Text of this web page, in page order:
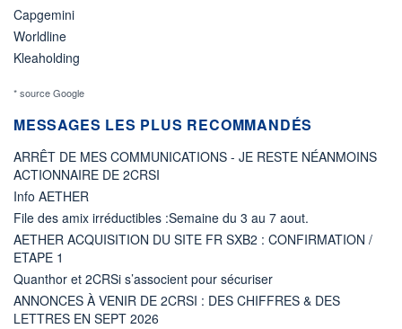
Capgemini
Worldline
Kleaholding
* source Google
MESSAGES LES PLUS RECOMMANDÉS
ARRÊT DE MES COMMUNICATIONS - JE RESTE NÉANMOINS
ACTIONNAIRE DE 2CRSI
Info AETHER
File des amix irréductibles :Semaine du 3 au 7 aout.
AETHER ACQUISITION DU SITE FR SXB2 : CONFIRMATION /
ETAPE 1
Quanthor et 2CRSi s’associent pour sécuriser
ANNONCES À VENIR DE 2CRSI : DES CHIFFRES & DES
LETTRES EN SEPT 2026